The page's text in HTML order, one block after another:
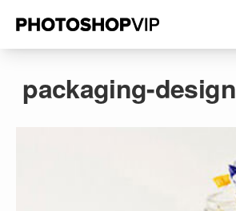
packaging-